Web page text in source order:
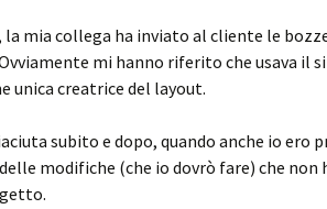
la mia collega ha inviato al cliente le
mi hanno riferito che usava il
unica creatrice del layout.
subito e dopo, quando anche io ero
modifiche (che io dovrò fare) che non